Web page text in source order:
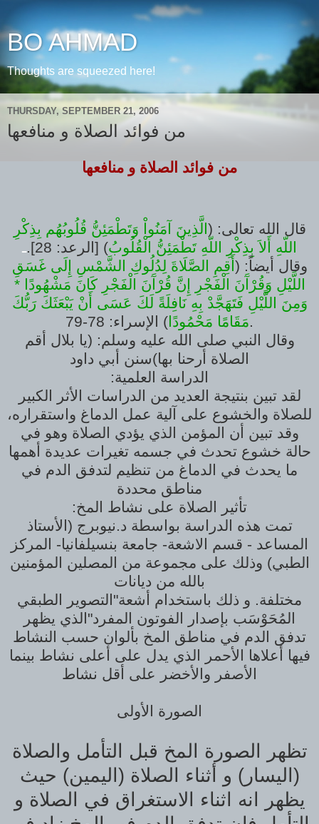
BO AHMAD
Thoughts are squeezed here!
THURSDAY, SEPTEMBER 21, 2006
من فوائد الصلاة و منافعها
من فوائد الصلاة و منافعها
قال الله تعالى: ( الَّذِينَ آمَنُواْ وَتَطْمَئِنُّ قُلُوبُهُم بِذِكْرِ
اللّهِ أَلاَ بِذِكْرِ اللّهِ تَطْمَئِنُّ الْقُلُوبُ) [الرعد: 28].
ـ
وقال أيضاً: ( أَقِمِ الصَّلَاةَ لِدُلُوكِ الشَّمْسِ إِلَى غَسَقِ
اللَّيْلِ وَقُرْآَنَ الْفَجْرِ إِنَّ قُرْآَنَ الْفَجْرِ كَانَ مَشْهُودًا *
وَمِنَ اللَّيْلِ فَتَهَجَّدْ بِهِ نَافِلَةً لَكَ عَسَى أَنْ يَبْعَثَكَ رَبُّكَ
مَقَامًا مَحْمُودًا) الإسراء: 78-79.
وقال النبي صلى الله عليه وسلم: (يا بلال أقم
الصلاة أرحنا بها)سنن أبي داود
:الدراسة العلمية
لقد تبين بنتيجة العديد من الدراسات الأثر الكبير
للصلاة والخشوع على آلية عمل الدماغ واستقراره،
وقد تبين أن المؤمن الذي يؤدي الصلاة وهو في
حالة خشوع تحدث في جسمه تغيرات عديدة أهمها
ما يحدث في الدماغ من تنظيم لتدفق الدم في
مناطق محددة
:تأثير الصلاة على نشاط المخ
تمت هذه الدراسة بواسطة د.نيوبرج (الأستاذ
المساعد - قسم الاشعة- جامعة بنسيلفانيا- المركز
الطبي) وذلك على مجموعة من المصلين المؤمنين
بالله من ديانات
مختلفة. و ذلك باستخدام أشعة"التصوير الطبقي
المُحَوْسَب بإصدار الفوتون المفرد"الذي يظهر
تدفق الدم في مناطق المخ بألوان حسب النشاط
فيها أعلاها الأحمر الذي يدل على أعلى نشاط بينما
الأصفر والأخضر على أقل نشاط
الصورة الأولى
تظهر الصورة المخ قبل التأمل والصلاة
(اليسار) و أثناء الصلاة (اليمين) حيث
يظهر انه اثناء الاستغراق في الصلاة و